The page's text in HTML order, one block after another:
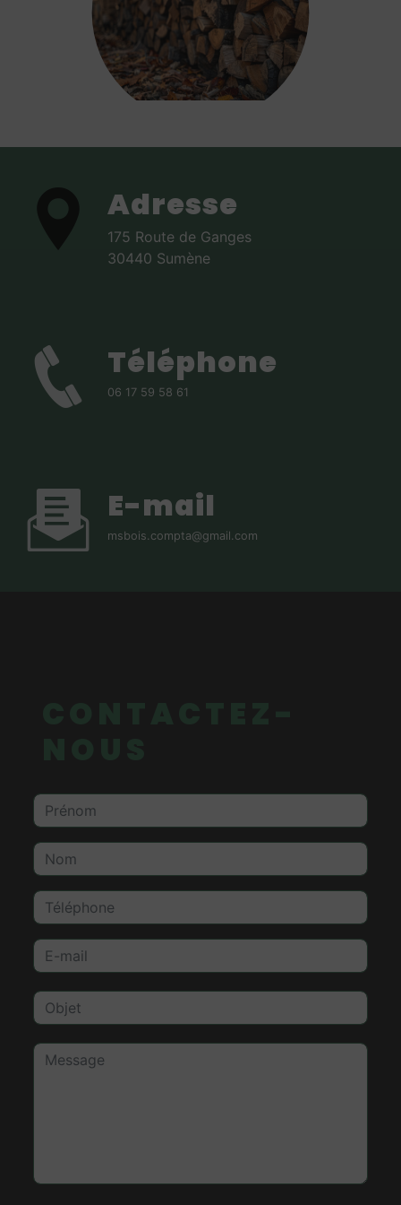
Adresse
175 Route de Ganges
30440 Sumène
Téléphone
06 17 59 58 61
E-mail
msbois.compta@gmail.com